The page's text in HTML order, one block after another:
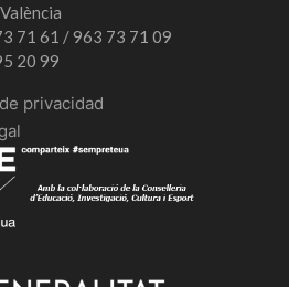
71 61 / 963 73 71 09
20 99
privacidad